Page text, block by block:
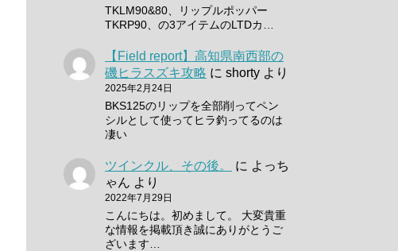
TKLM90&80、リップルポッパー
TKRP90、の3アイテムのLTDカ…
【Field report】高知県南西部の
磯ヒラスズキ攻略 に shorty より
2025年2月24日
BKS125のリップを全部削ってペン
シルとして使ってヒラ釣ってるのは
凄い
ツインクル、その後。 に よっち
ゃん より
2022年7月29日
こんにちは。初めまして。 大変貴重
な情報を掲載頂き誠にありがとうご
ざいます…